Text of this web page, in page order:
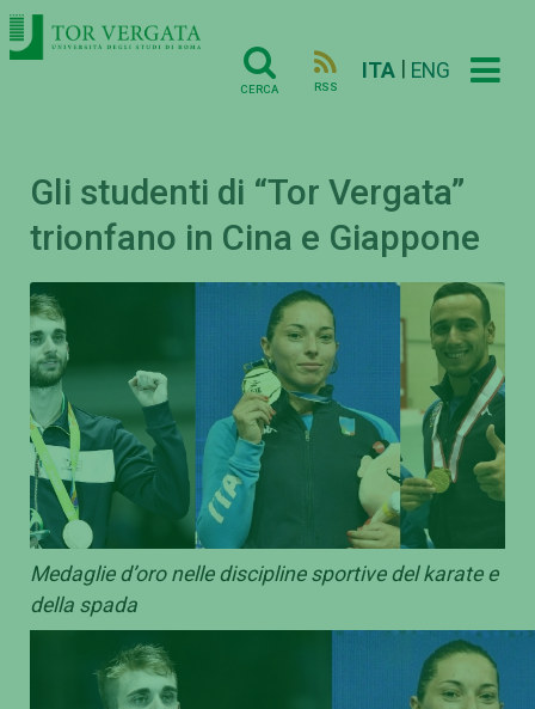
CERCA RSS
ITA ENG
Gli studenti di “Tor Vergata”
trionfano in Cina e Giappone
Medaglie d’oro nelle discipline sportive del karate e
della spada